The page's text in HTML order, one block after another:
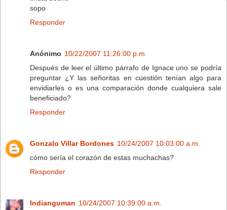
sopo
Responder
Anónimo 10/22/2007 11:26:00 p.m.
Después de leer el último párrafo de Ignace uno se podría
preguntar ¿Y las señoritas en cuestión tenían algo para
envidiarles o es una comparación donde cualquiera sale
beneficiado?
Responder
Gonzalo Villar Bordones 10/24/2007 10:03:00 a.m.
cómo sería el corazón de estas muchachas?
Responder
Indianguman 10/24/2007 10:39:00 a.m.